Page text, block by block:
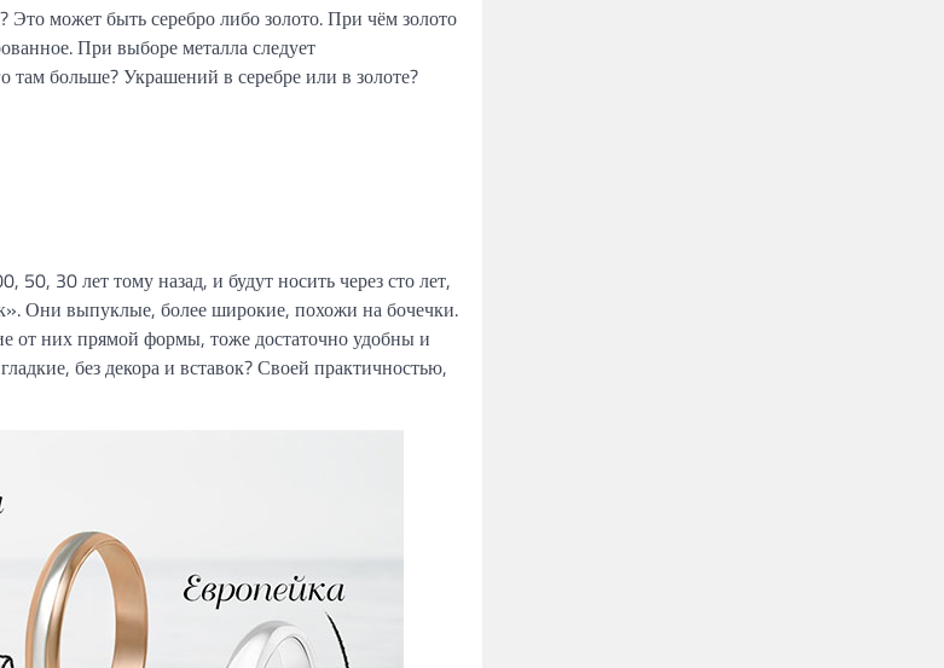
Это может быть серебро либо золото. При чём золото
При выборе металла следует
больше? Украшений в серебре или в золоте?
30 лет тому назад, и будут носить через сто лет,
Они выпуклые, более широкие, похожи на бочечки.
них прямой формы, тоже достаточно удобны и
без декора и вставок? Своей практичностью,